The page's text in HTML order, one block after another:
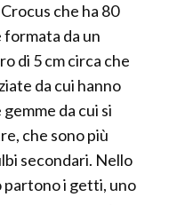
che ha 80
formata da un
di 5 cm circa che
da cui hanno
da cui si
che sono più
secondari. Nello
partono i getti, uno